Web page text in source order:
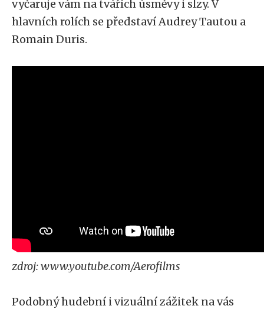
vyčaruje vám na tvářích úsměvy i slzy. V
hlavních rolích se představí Audrey Tautou a
Romain Duris.
zdroj: www.youtube.com/Aerofilms
Podobný hudební i vizuální zážitek na vás